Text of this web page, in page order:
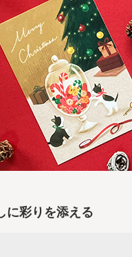
に彩りを添える